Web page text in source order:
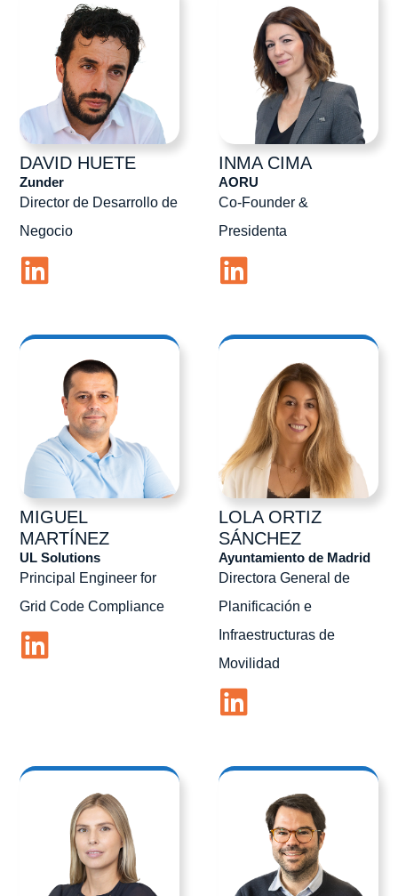
DAVID HUETE
Director de Desarrollo de
Negocio
Zunder
INMACIMA
Co-Founder &
Presidenta
AORU
MIGUEL
MARTÍNEZ
Principal Engineer for
Grid Code Compliance
UL Solutions
LOLAORTIZ
SÁNCHEZ
Directora General de
Planificación e
Infraestructuras de
Movilidad
Ayuntamiento de Madrid